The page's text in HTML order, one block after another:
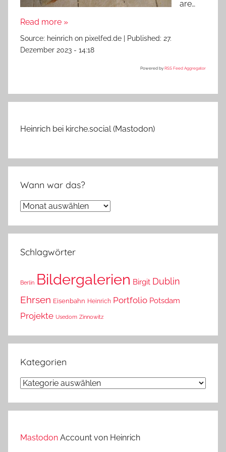
are…
Read more »
Source: heinrich on pixelfed.de Published: 27.
Dezember 2023 - 14:18
Powered by RSS Feed Aggregator
Heinrich bei kirche.social (Mastodon)
Wann war das?
Wann
das?
Schlagwörter
Berlin Bildergalerien Birgit Dublin
Ehrsen Eisenbahn Heinrich Portfolio Potsdam
Projekte Usedom Zinnowitz
Kategorien
Kategorien
Mastodon Account von Heinrich